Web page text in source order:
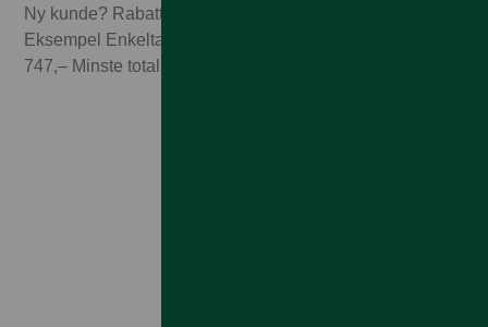
Ny kunde? Rabatten forutsetter 3 mnd abonnement.
Eksempel Enkeltabonnement 1GB til 249,– x 3 mnd =
747,– Minste totalpris med 3 mnd abonnement 6.637,–